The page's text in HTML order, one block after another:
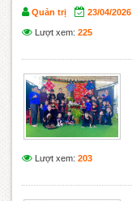
Quản trị 23/04/2026
Lượt xem: 225
Lượt xem: 203